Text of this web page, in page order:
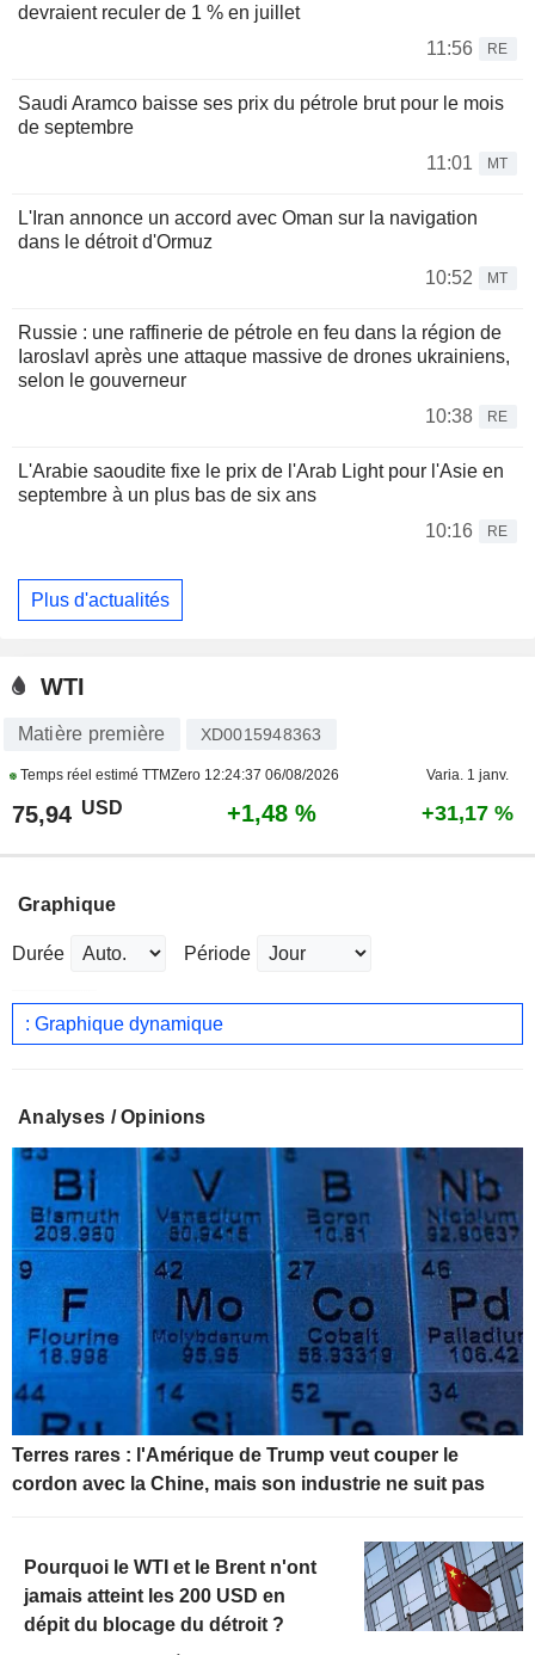
devraient reculer de 1 % en juillet
11:56
RE
Saudi Aramco baisse ses prix du pétrole brut pour le mois
de septembre
11:01
MT
L'Iran annonce un accord avec Oman sur la navigation
dans le détroit d'Ormuz
10:52
MT
Russie : une raffinerie de pétrole en feu dans la région de
Iaroslavl après une attaque massive de drones ukrainiens,
selon le gouverneur
10:38
RE
L'Arabie saoudite fixe le prix de l'Arab Light pour l'Asie en
septembre à un plus bas de six ans
10:16
RE
Plus d'actualités
WTI
Matière première XD0015948363
Temps réel estimé TTMZero 12:24:37 06/08/2026 Varia. 1 janv.
75,94 USD +1,48 % +31,17 %
Graphique
Durée Période
: Graphique dynamique
Analyses / Opinions
Terres rares : l'Amérique de Trump veut couper le
cordon avec la Chine, mais son industrie ne suit pas
Pourquoi le WTI et le Brent n'ont
jamais atteint les 200 USD en
dépit du blocage du détroit ?